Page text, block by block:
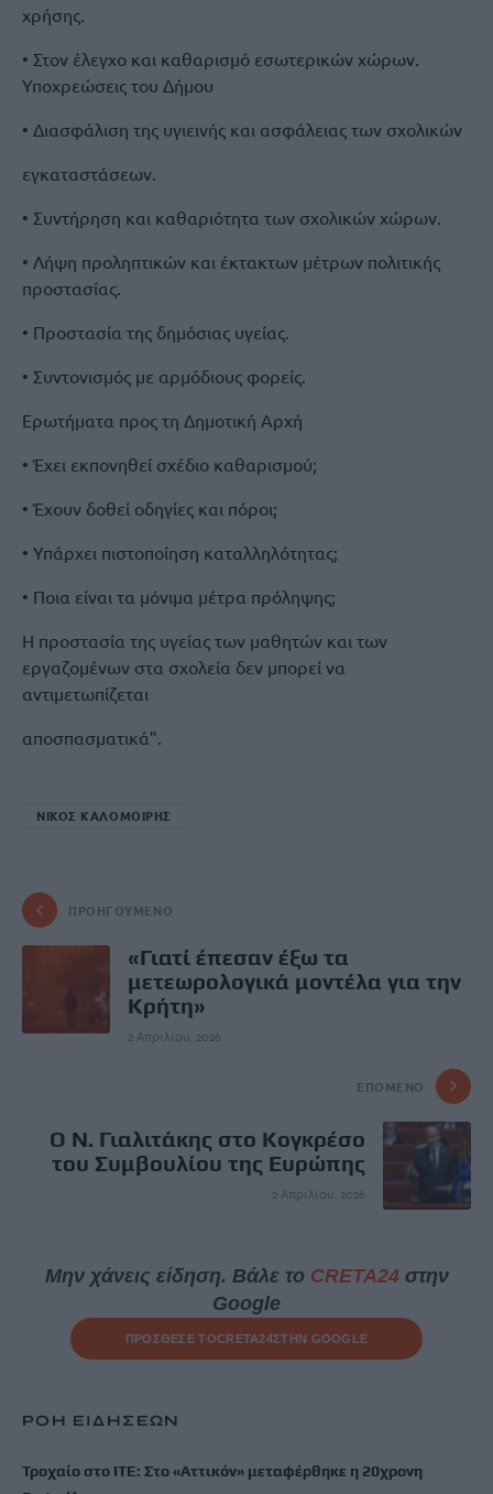
χρήσης.
• Στον έλεγχο και καθαρισµό εσωτερικών χώρων.
Υποχρεώσεις του Δήµου
• Διασφάλιση της υγιεινής και ασφάλειας των σχολικών
εγκαταστάσεων.
• Συντήρηση και καθαριότητα των σχολικών χώρων.
• Λήψη προληπτικών και έκτακτων µέτρων πολιτικής
προστασίας.
• Προστασία της δηµόσιας υγείας.
• Συντονισµός µε αρµόδιους φορείς.
Ερωτήµατα προς τη Δηµοτική Αρχή
• Έχει εκπονηθεί σχέδιο καθαρισµού;
• Έχουν δοθεί οδηγίες και πόροι;
• Υπάρχει πιστοποίηση καταλληλότητας;
• Ποια είναι τα µόνιµα µέτρα πρόληψης;
Η προστασία της υγείας των µαθητών και των
εργαζοµένων στα σχολεία δεν µπορεί να
αντιµετωπίζεται
αποσπασµατικά”.
ΝΙΚΟΣ ΚΑΛΟΜΟΙΡΗΣ
ΠΡΟΗΓΟΎΜΕΝΟ
«Γιατί έπεσαν έξω τα
μετεωρολογικά μοντέλα για την
Κρήτη»
2 Απριλίου, 2026
ΕΠΌΜΕΝΟ
Ο Ν. Γιαλιτάκης στο Κογκρέσο
του Συμβουλίου της Ευρώπης
2 Απριλίου, 2026
Μην χάνεις είδηση. Βάλε το CRETA24στην
Google
ΠΡΟΣΘΕΣΕ ΤΟCRETA24ΣΤΗΝ GOOGLE
ΡΟΗ ΕΙΔΗΣΕΩΝ
Τροχαίο στο ΙΤΕ: Στο «Αττικόν» μεταφέρθηκε η 20χρονη